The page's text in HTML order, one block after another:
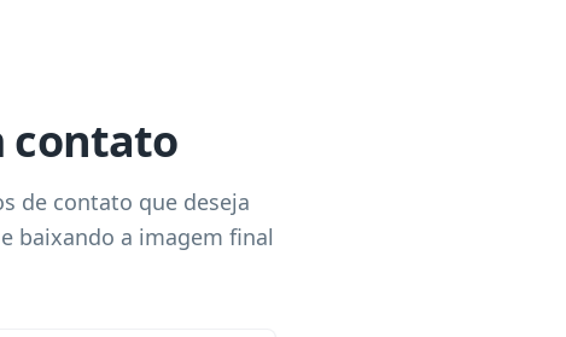
contato
de contato que deseja
baixando a imagem final